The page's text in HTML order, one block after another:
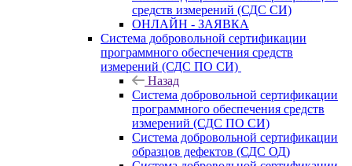
средств измерений (СДС СИ)
ОНЛАЙН - ЗАЯВКА
Система добровольной сертификации
программного обеспечения средств
измерений (СДС ПО СИ)
Назад
Система добровольной сертификации
программного обеспечения средств
измерений (СДС ПО СИ)
Система добровольной сертификации
образцов дефектов (СДС ОД)